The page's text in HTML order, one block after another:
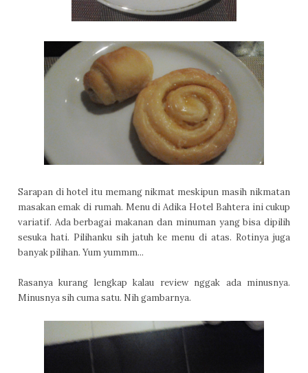
Sarapan di hotel itu memang nikmat meskipun masih nikmatan
masakan emak di rumah. Menu di Adika Hotel Bahtera ini cukup
variatif. Ada berbagai makanan dan minuman yang bisa dipilih
sesuka hati. Pilihanku sih jatuh ke menu di atas. Rotinya juga
banyak pilihan. Yum yummm...
Rasanya kurang lengkap kalau review nggak ada minusnya.
Minusnya sih cuma satu. Nih gambarnya.